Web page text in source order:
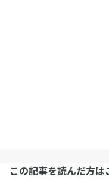
この記事を読んだ方